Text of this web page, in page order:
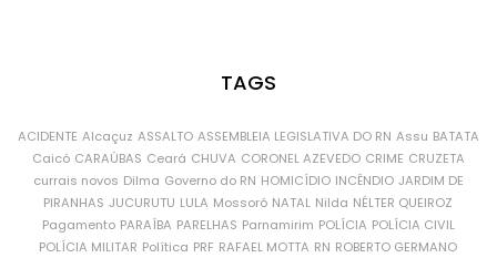
TAGS
ACIDENTE Alcaçuz ASSALTO ASSEMBLEIA LEGISLATIVA DO RN Assu BATATA
Caicó CARAÚBAS Ceará CHUVA CORONEL AZEVEDO CRIME CRUZETA
currais novos Dilma Governo do RN HOMICÍDIO INCÊNDIO JARDIM DE
PIRANHAS JUCURUTU LULA Mossoró NATAL Nilda NÉLTER QUEIROZ
Pagamento PARAÍBA PARELHAS Parnamirim POLÍCIA POLÍCIA CIVIL
POLÍCIA MILITAR Política PRF RAFAEL MOTTA RN ROBERTO GERMANO